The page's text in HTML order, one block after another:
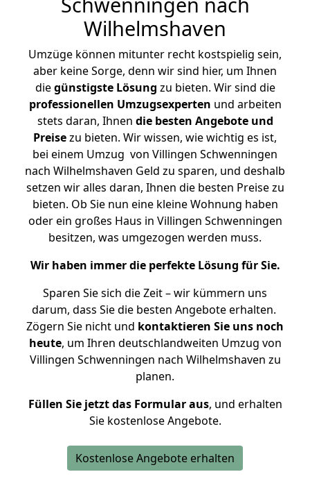
Wilhelmshaven
Umzüge können mitunter recht kostspielig sein,
aber keine Sorge, denn wir sind hier, um Ihnen
diegünstigste Lösung zu bieten. Wir sind die
professionellen Umzugsexperten und arbeiten
stets daran, Ihnen die besten Angebote und
Preisezu bieten. Wir wissen, wie wichtig es ist,
bei einem Umzug von Villingen Schwenningen
nach Wilhelmshaven Geld zu sparen, und deshalb
setzen wir alles daran, Ihnen die besten Preise zu
bieten. Ob Sie nun eine kleine Wohnung haben
oder ein großes Haus in Villingen Schwenningen
besitzen, was umgezogen werden muss.
Wir haben immer die perfekte Lösung für Sie.
Sparen Sie sich die Zeit – wir kümmern uns
darum, dass Sie die besten Angebote erhalten.
Zögern Sie nicht und kontaktieren Sie uns noch
heute, um Ihren deutschlandweiten Umzug von
Villingen Schwenningen nach Wilhelmshaven zu
planen.
Füllen Sie jetzt das Formular aus, und erhalten
Sie kostenlose Angebote.
Kostenlose Angebote erhalten